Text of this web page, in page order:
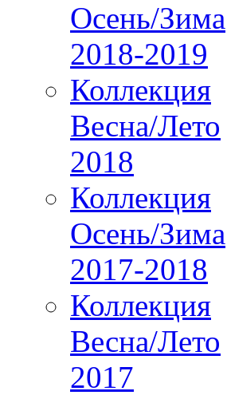
Осень/Зима
2018-2019
Коллекция
Весна/Лето
2018
Коллекция
Осень/Зима
2017-2018
Коллекция
Весна/Лето
2017